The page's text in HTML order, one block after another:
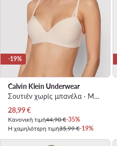
-19%
Calvin Klein Underwear
Σουτιέν χωρίς μπανέλα · Μπεζ
Τρέχουσα τιμή
28,99€
Κανονική τιμή44,90 €-35%
Η χαμηλότερη τιμή35,99 €-19%